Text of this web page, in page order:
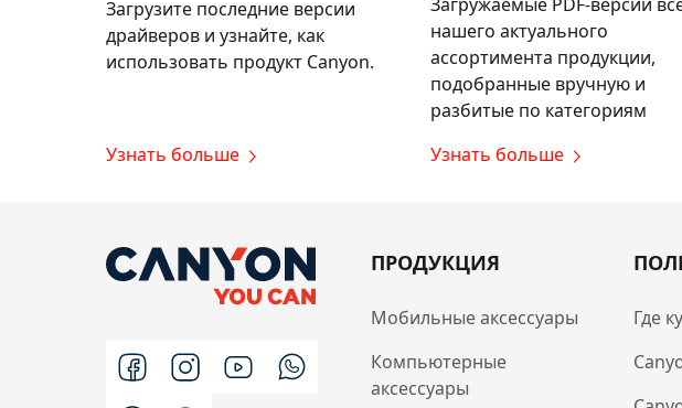
Загрузите последние версии
драйверов и узнайте, как
использовать продукт Canyon.
Узнать больше
нашего актуального
ассортимента продукции,
подобранные вручную и
разбитые по категориям
Узнать больше
ПРОДУКЦИЯ
Мобильные аксессуары
Компьютерные
аксессуары
Где